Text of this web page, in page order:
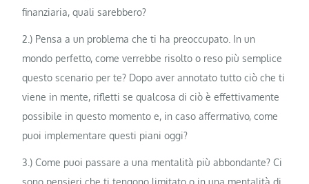
finanziaria, quali sarebbero?
2.) Pensa a un problema che ti ha preoccupato. In un
mondo perfetto, come verrebbe risolto o reso più semplice
questo scenario per te? Dopo aver annotato tutto ciò che ti
viene in mente, rifletti se qualcosa di ciò è effettivamente
possibile in questo momento e, in caso affermativo, come
puoi implementare questi piani oggi?
3.) Come puoi passare a una mentalità più abbondante? Ci